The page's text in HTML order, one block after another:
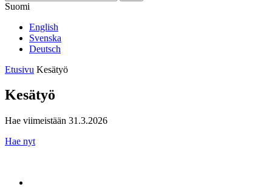
Suomi
English
Svenska
Deutsch
Etusivu Kesätyö
Kesätyö
Hae viimeistään 31.3.2026
Hae nyt